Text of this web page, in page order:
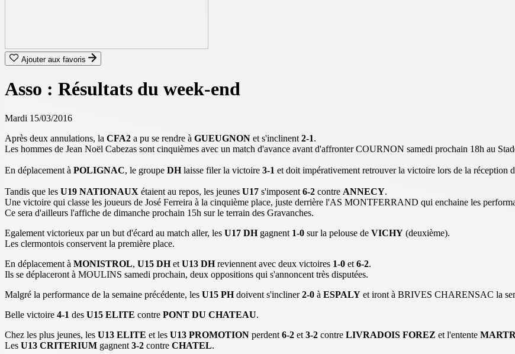
Ajouter aux favoris
Asso : Résultats du week-end
Mardi 15/03/2016
Après deux annulations, la CFA2 a pu se rendre à GUEUGNON et s'inclinent 2-1.
Les hommes de Jean Noël Cabezas sont cinquièmes avec un match d'avance avant d'affronter COURNON samedi prochain 18h au
En déplacement à POLIGNAC, le groupe DHlaisse filer la victoire 3-1 et doit impérativement retrouver la victoire lors de la
Tandis que les U19 NATIONAUX étaient au repos, les jeunes U17 s'imposent 6-2 contre ANNECY.
Une victoire qui classe les joueurs de José Ferreira à la cinquième place, juste derrière l'AS MONTFERRAND qui enchaine les
Ce sera d'ailleurs l'affiche de dimanche prochain 15h sur le terrain des Gravanches.
Egalement victorieux par un but d'écard au match aller, les U17 DHgagnent 1-0 sur la pelouse de VICHY (deuxième).
Les clermontois conservent la première place.
En déplacement à MONISTROL, U15 DHet U13 DHreviennent avec deux victoires 1-0 et 6-2.
Ils se déplaceront à MOULINS samedi prochain, deux oppositions qui s'annoncent très disputées.
Malgré la performance de la semaine précédente, les U15 PHdoivent s'incliner2-0 à ESPALY et iront à BRIVES CHARENSAC la
Belle victoire 4-1 des U15 ELITE contre PONT DU CHATEAU.
Chez les plus jeunes, les U13 ELITE et les U13 PROMOTION perdent 6-2 et 3-2 contre LIVRADOIS FOREZ et l'entente
Les U13 CRITERIUM gagnent 3-2 contre CHATEL.